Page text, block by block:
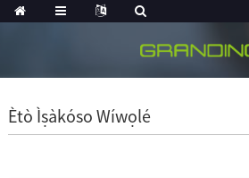
Ètò Ìṣàkóso Wíwọlé